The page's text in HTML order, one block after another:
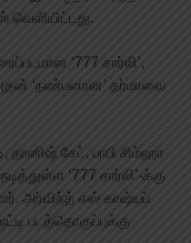
வெளியிட்டது.
‘777 சார்லி’,
அதன் ‘நண்பனான’ தர்மாவை
தானிஷ் சேட், பாபி சிம்ஹா
‘777 சார்லி’-க்கு
அர்விந்த் எஸ் காஷ்யப்
படத்தொகுப்புக்கு